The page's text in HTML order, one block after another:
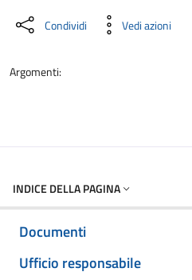
Condividi Vedi azioni
Argomenti:
INDICE DELLA PAGINA
Documenti
Ufficio responsabile